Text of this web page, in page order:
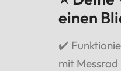
einen
✔️
mit Messrad